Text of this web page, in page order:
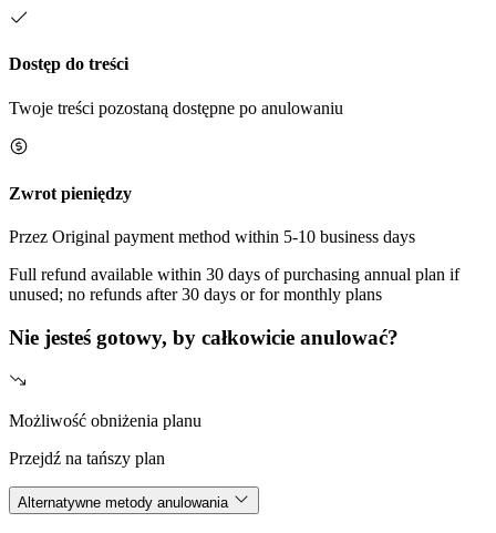
Dostęp do treści
Twoje treści pozostaną dostępne po anulowaniu
Zwrot pieniędzy
Przez Original payment method within 5-10 business days
Full refund available within 30 days of purchasing annual plan if
unused; no refunds after 30 days or for monthly plans
Nie jesteś gotowy, by całkowicie anulować?
Możliwość obniżenia planu
Przejdź na tańszy plan
Alternatywne metody anulowania